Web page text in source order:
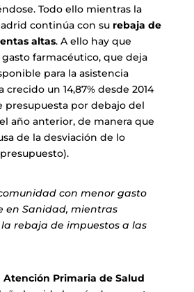
Todo ello mientras la
continúa con su rebaja de
altas. A ello hay que
farmacéutico, que deja
para la asistencia
crecido un 14,87% desde 2014
presupuesta por debajo del
año anterior, de manera que
de la desviación de lo
con menor gasto
en Sanidad, mientras
rebaja de impuestos a las
Atención Primaria de Salud